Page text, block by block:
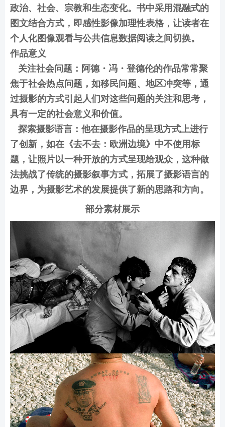
政治、社会、宗教和生态变化。书中采用混融式的
图文结合方式，即感性影像加理性表格，让读者在
个人化图像观看与公共信息数据阅读之间切换。
作品意义
关注社会问题：阿德・冯・登德伦的作品常常聚
焦于社会热点问题，如移民问题、地区冲突等，通
过摄影的方式引起人们对这些问题的关注和思考，
具有一定的社会意义和价值。
探索摄影语言：他在摄影作品的呈现方式上进行
了创新，如在《去不去：欧洲边境》中不使用标
题，让照片以一种开放的方式呈现给观众，这种做
法挑战了传统的摄影叙事方式，拓展了摄影语言的
边界，为摄影艺术的发展提供了新的思路和方向。
部分素材展示